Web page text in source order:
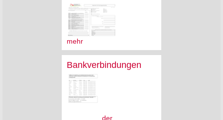
mehr
Bankverbindungen
der